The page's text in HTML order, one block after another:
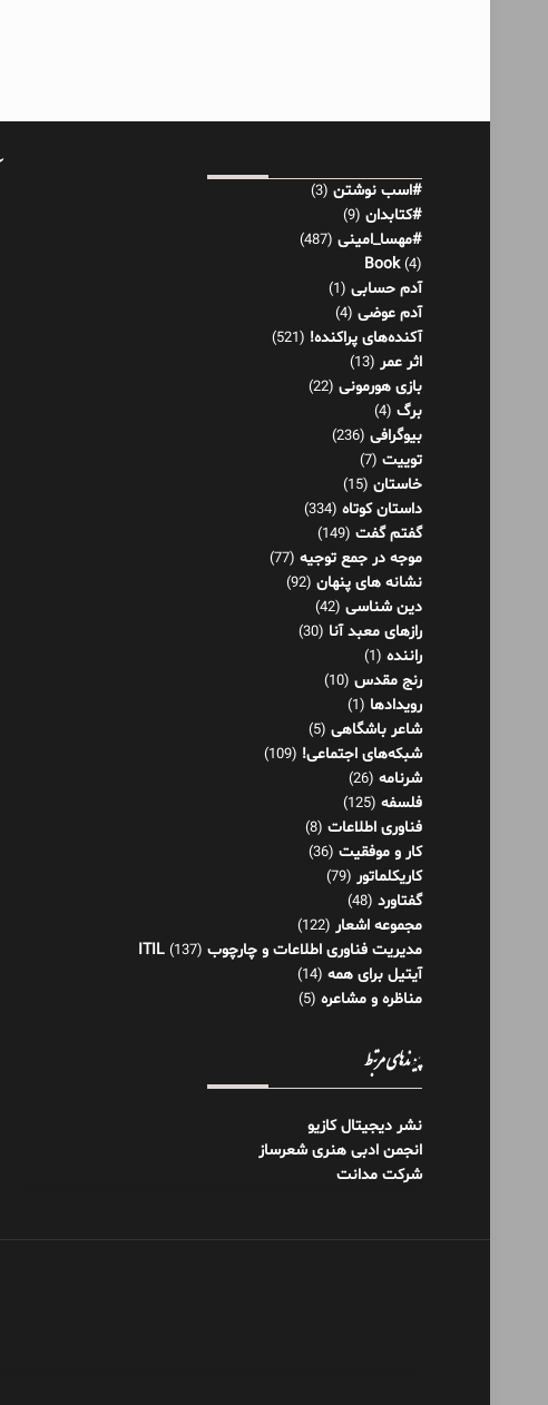
#اسب نوشتن (3)
#کتابدان (9)
#مهسا_امینی (487)
Book(4)
آدم حسابی (1)
آدم عوضی (4)
آکنده‌های پراکنده! (521)
اثر عمر (13)
بازی هورمونی (22)
برگ (4)
بیوگرافی (236)
توییت (7)
خاستان (15)
داستان کوتاه (334)
گفتم گفت (149)
موجه در جمع توجیه (77)
نشانه های پنهان (92)
دین شناسی (42)
رازهای معبد آنا (30)
راننده (1)
رنج مقدس (10)
رویدادها (1)
شاعر باشگاهی (5)
شبکه‌های اجتماعی! (109)
شرنامه (26)
فلسفه (125)
فناوری اطلاعات (8)
کار و موفقیت (36)
کاریکلماتور (79)
گفتاورد (48)
مجموعه اشعار (122)
مدیریت فناوری اطلاعات و چارچوب ITIL (137)
آیتیل برای همه (14)
مناظره و مشاعره (5)
پیوندهای مرتبط
نشر دیجیتال کازیو
انجمن ادبی هنری شعرساز
شرکت مدانت